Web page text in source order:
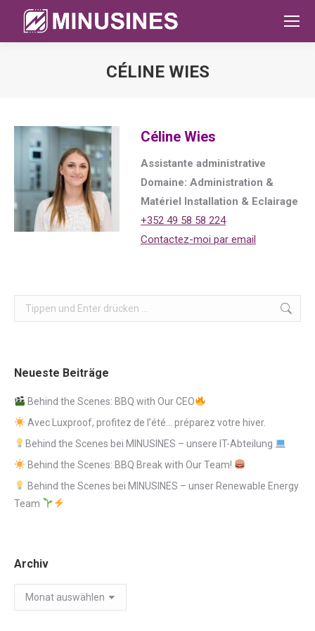
CÉLINE WIES
Céline Wies
Assistante administrative
Domaine: Administration &
Matériel Installation & Eclairage
+352 49 58 58 224
Contactez-moi par email
Search:
Neueste Beiträge
Behind the Scenes: BBQ with Our CEO
Avec Luxproof, profitez de l’été… préparez votre hiver.
Behind the Scenes bei MINUSINES – unsere IT-Abteilung
Behind the Scenes: BBQ Break with Our Team!
Behind the Scenes bei MINUSINES – unser Renewable Energy
Team
Archiv
Archiv